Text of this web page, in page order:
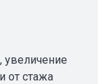
увеличение
от стажа